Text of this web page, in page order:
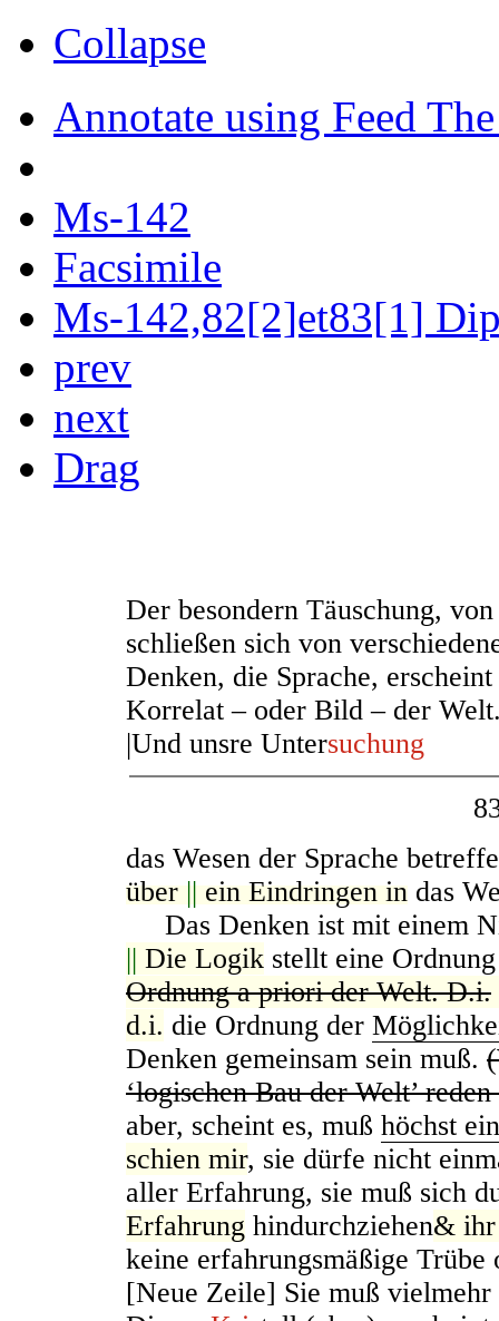
Collapse
Annotate using Feed
Ms-142
Facsimile
Ms-142,82[2]et83[1]
prev
next
Drag
Der besondern Täuschung,
schließen sich von
Denken, die Sprache,
Korrelat – oder Bild – der
|Und unsre Untersuchung
das Wesen der Sprache
über||ein Eindringen in das
Das Denken ist mit einem
|| Die Logik stellt eine
Ordnung a priori der Welt. D.i.
d.i. die Ordnung der
Denken gemeinsam sein muß.
‘logischen Bau der Welt’
aber, scheint es, muß höchst
schien mir, sie dürfe nicht
aller Erfahrung, sie muß sich
Erfahrung hindurchziehen& ihr
keine erfahrungsmäßige
[Neue Zeile] Sie muß